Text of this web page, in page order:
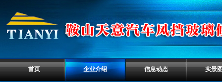
首页 企业介绍 信息动态 实景